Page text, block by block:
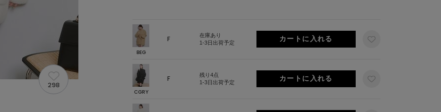
BEG
F
在庫あり
1-3日出荷予定
CGRY
F
残り4点
1-3日出荷予定
298